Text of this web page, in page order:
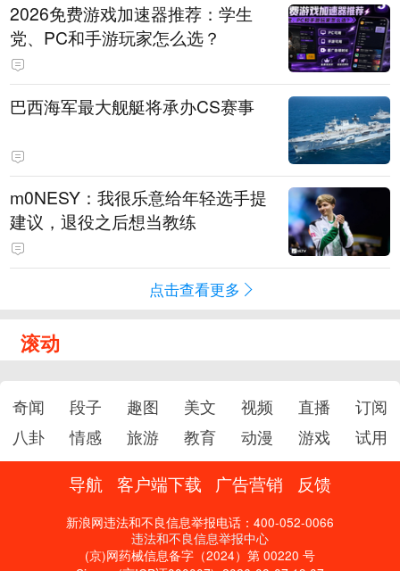
2026免费游戏加速器推荐：学生
党、PC和手游玩家怎么选？
巴西海军最大舰艇将承办CS赛事
m0NESY：我很乐意给年轻选手提
建议，退役之后想当教练
点击查看更多
滚动
奇闻 段子 趣图 美文 视频 直播
订阅
八卦
情感 旅游 教育 动漫 游戏 试用
导航 客户端下载 广告营销 反馈
新浪网违法和不良信息举报电话：400-052-0066
违法和不良信息举报中心
(京)网药械信息备字（2024）第 00220 号